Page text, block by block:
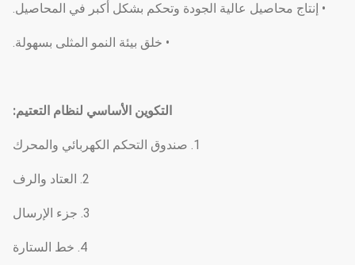
• إنتاج محاصيل عالية الجودة وتحكم بشكل أكبر في المحاصيل.
• خلق بيئة النمو المثلى بسهولة.
التكوين الأساسي لنظام التعتيم:
1. صندوق التحكم الكهربائي والمحرك
2. العتاد والرف
3. جزء الإرسال
4. خط الستارة